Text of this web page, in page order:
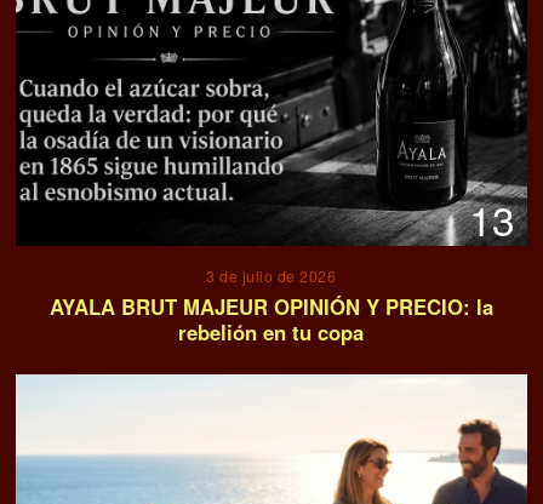
13
3 de julio de 2026
AYALA BRUT MAJEUR OPINIÓN Y PRECIO: la
rebelión en tu copa